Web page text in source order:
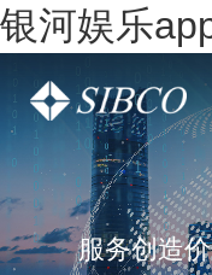
银河娱乐
服务创造